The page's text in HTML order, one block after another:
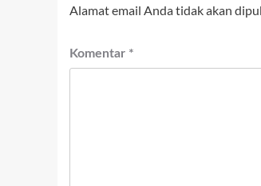
Alamat email Anda tidak akan
Komentar *